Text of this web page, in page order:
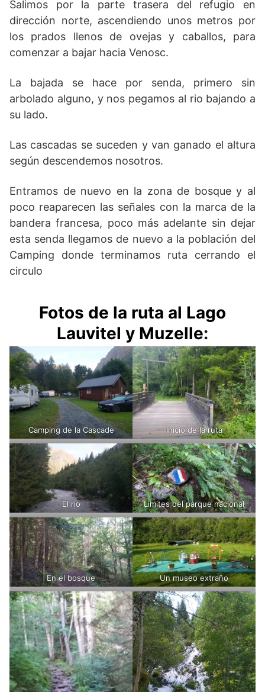
Salimos por la parte trasera del refugio en
dirección norte, ascendiendo unos metros por
los prados llenos de ovejas y caballos, para
comenzar a bajar hacia Venosc.
La bajada se hace por senda, primero sin
arbolado alguno, y nos pegamos al rio bajando a
su lado.
Las cascadas se suceden y van ganado el altura
según descendemos nosotros.
Entramos de nuevo en la zona de bosque y al
poco reaparecen las señales con la marca de la
bandera francesa, poco más adelante sin dejar
esta senda llegamos de nuevo a la población del
Camping donde terminamos ruta cerrando el
circulo
Fotos de la ruta al Lago
Lauvitel y Muzelle:
Camping de la Cascade Inicio de la ruta
El rio Limites del parque nacional
En el bosque Un museo extraño